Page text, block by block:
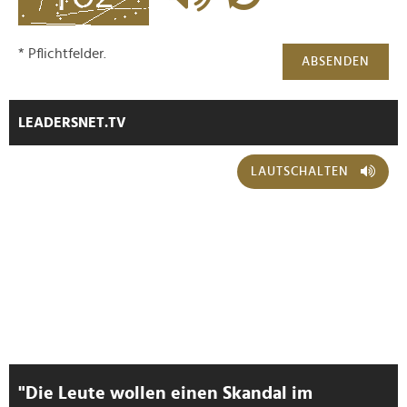
ABSENDEN
* Pflichtfelder.
LEADERSNET.TV
LAUTSCHALTEN
"Die Leute wollen einen Skandal im